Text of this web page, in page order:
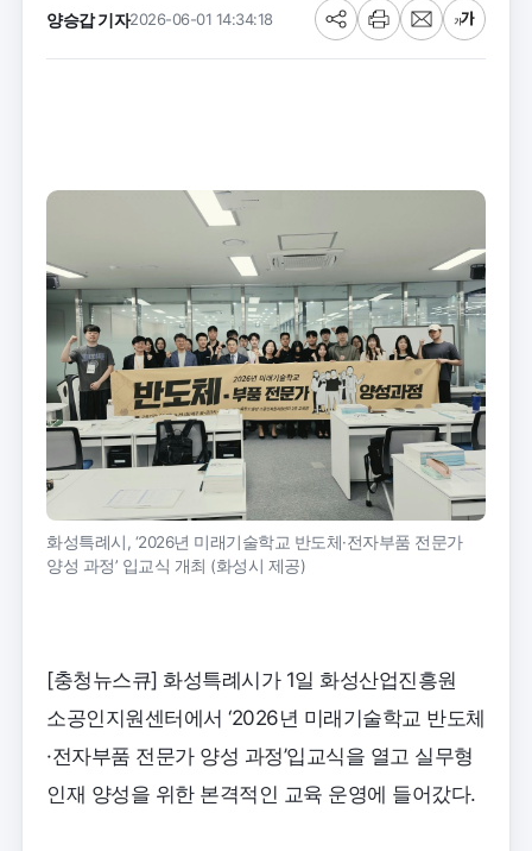
양승갑 기자2026-06-01 14:34:18
공
유
프
린
메
일
글
씨
화성특례시, ‘2026년 미래기술학교 반도체·전자부품 전문가
양성 과정’ 입교식 개최 (화성시 제공)
[충청뉴스큐] 화성특례시가 1일 화성산업진흥원
소공인지원센터에서 ‘2026년 미래기술학교 반도체
·전자부품 전문가 양성 과정’입교식을 열고 실무형
인재 양성을 위한 본격적인 교육 운영에 들어갔다.